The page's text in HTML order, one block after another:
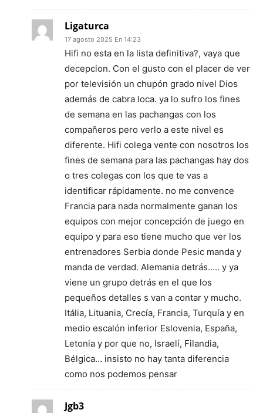
Ligaturca
17 agosto 2025 En 14:23
Hifi no esta en la lista definitiva?, vaya que
decepcion. Con el gusto con el placer de ver
por televisión un chupón grado nivel Dios
además de cabra loca. ya lo sufro los fines
de semana en las pachangas con los
compañeros pero verlo a este nivel es
diferente. Hifi colega vente con nosotros los
fines de semana para las pachangas hay dos
o tres colegas con los que te vas a
identificar rápidamente. no me convence
Francia para nada normalmente ganan los
equipos con mejor concepción de juego en
equipo y para eso tiene mucho que ver los
entrenadores Serbia donde Pesic manda y
manda de verdad. Alemania detrás….. y ya
viene un grupo detrás en el que los
pequeños detalles s van a contar y mucho.
Itália, Lituania, Crecía, Francia, Turquía y en
medio escalón inferior Eslovenia, España,
Letonia y por que no, Israelí, Filandia,
Bélgica… insisto no hay tanta diferencia
como nos podemos pensar
Jgb3